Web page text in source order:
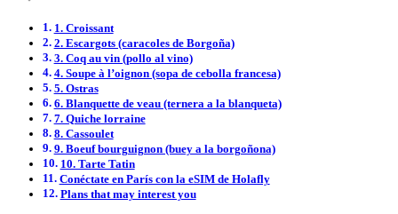
1. Croissant
2. Escargots (caracoles de Borgoña)
3. Coq au vin (pollo al vino)
4. Soupe à l’oignon (sopa de cebolla francesa)
5. Ostras
6. Blanquette de veau (ternera a la blanqueta)
7. Quiche lorraine
8. Cassoulet
9. Boeuf bourguignon (buey a la borgoñona)
10. Tarte Tatin
Conéctate en París con la eSIM de Holafly
Plans that may interest you